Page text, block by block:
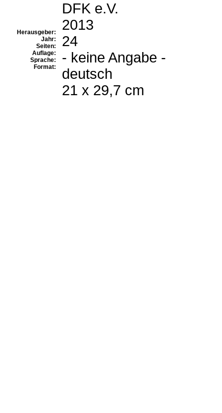
Herausgeber:
Jahr:
Seiten:
Auflage:
Sprache:
Format:
DFK e.V.
2013
24
- keine Angabe -
deutsch
21 x 29,7 cm